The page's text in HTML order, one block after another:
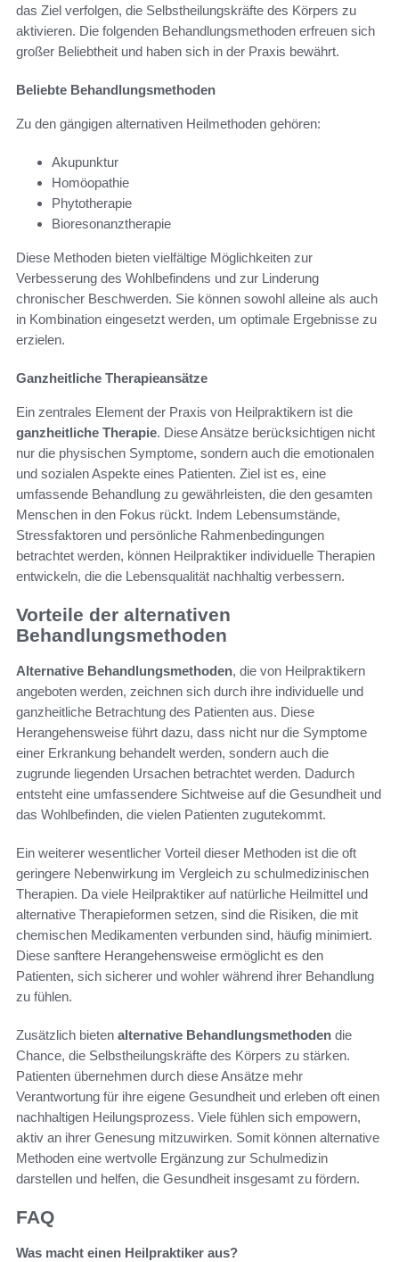
das Ziel verfolgen, die Selbstheilungskräfte des Körpers zu
aktivieren. Die folgenden Behandlungsmethoden erfreuen sich
großer Beliebtheit und haben sich in der Praxis bewährt.
Beliebte Behandlungsmethoden
Zu den gängigen alternativen Heilmethoden gehören:
Akupunktur
Homöopathie
Phytotherapie
Bioresonanztherapie
Diese Methoden bieten vielfältige Möglichkeiten zur
Verbesserung des Wohlbefindens und zur Linderung
chronischer Beschwerden. Sie können sowohl alleine als auch
in Kombination eingesetzt werden, um optimale Ergebnisse zu
erzielen.
Ganzheitliche Therapieansätze
Ein zentrales Element der Praxis von Heilpraktikern ist die
ganzheitliche Therapie. Diese Ansätze berücksichtigen nicht
nur die physischen Symptome, sondern auch die emotionalen
und sozialen Aspekte eines Patienten. Ziel ist es, eine
umfassende Behandlung zu gewährleisten, die den gesamten
Menschen in den Fokus rückt. Indem Lebensumstände,
Stressfaktoren und persönliche Rahmenbedingungen
betrachtet werden, können Heilpraktiker individuelle Therapien
entwickeln, die die Lebensqualität nachhaltig verbessern.
Vorteile der alternativen
Behandlungsmethoden
Alternative Behandlungsmethoden, die von Heilpraktikern
angeboten werden, zeichnen sich durch ihre individuelle und
ganzheitliche Betrachtung des Patienten aus. Diese
Herangehensweise führt dazu, dass nicht nur die Symptome
einer Erkrankung behandelt werden, sondern auch die
zugrunde liegenden Ursachen betrachtet werden. Dadurch
entsteht eine umfassendere Sichtweise auf die Gesundheit und
das Wohlbefinden, die vielen Patienten zugutekommt.
Ein weiterer wesentlicher Vorteil dieser Methoden ist die oft
geringere Nebenwirkung im Vergleich zu schulmedizinischen
Therapien. Da viele Heilpraktiker auf natürliche Heilmittel und
alternative Therapieformen setzen, sind die Risiken, die mit
chemischen Medikamenten verbunden sind, häufig minimiert.
Diese sanftere Herangehensweise ermöglicht es den
Patienten, sich sicherer und wohler während ihrer Behandlung
zu fühlen.
Zusätzlich bieten alternative Behandlungsmethoden die
Chance, die Selbstheilungskräfte des Körpers zu stärken.
Patienten übernehmen durch diese Ansätze mehr
Verantwortung für ihre eigene Gesundheit und erleben oft einen
nachhaltigen Heilungsprozess. Viele fühlen sich empowern,
aktiv an ihrer Genesung mitzuwirken. Somit können alternative
Methoden eine wertvolle Ergänzung zur Schulmedizin
darstellen und helfen, die Gesundheit insgesamt zu fördern.
FAQ
Was macht einen Heilpraktiker aus?